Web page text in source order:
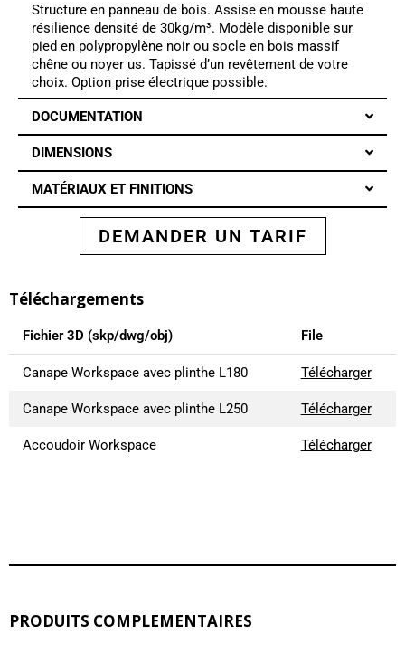
Structure en panneau de bois. Assise en mousse haute
résilience densité de 30kg/m³. Modèle disponible sur
pied en polypropylène noir ou socle en bois massif
chêne ou noyer us. Tapissé d’un revêtement de votre
choix. Option prise électrique possible.
DOCUMENTATION
DIMENSIONS
MATÉRIAUX ET FINITIONS
DEMANDER UN TARIF
Téléchargements
Fichier 3D (skp/dwg/obj) File
Canape Workspace avec plinthe L180 Télécharger
Canape Workspace avec plinthe L250 Télécharger
Accoudoir Workspace Télécharger
PRODUITS COMPLEMENTAIRES